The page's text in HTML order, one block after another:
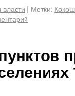
| Метки: